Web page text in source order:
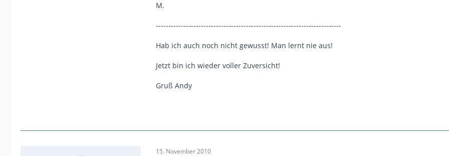
M.
--------------------------------------------------------------------------
Hab ich auch noch nicht gewusst! Man lernt nie aus!
Jetzt bin ich wieder voller Zuversicht!
Gruß Andy
15. November 2010